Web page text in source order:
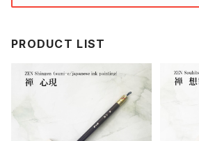
PRODUCT LIST